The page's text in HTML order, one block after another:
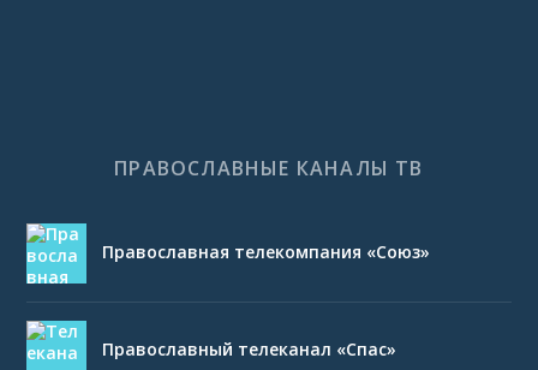
ПРАВОСЛАВНЫЕ КАНАЛЫ ТВ
Православная телекомпания «Союз»
Православный телеканал «Спас»